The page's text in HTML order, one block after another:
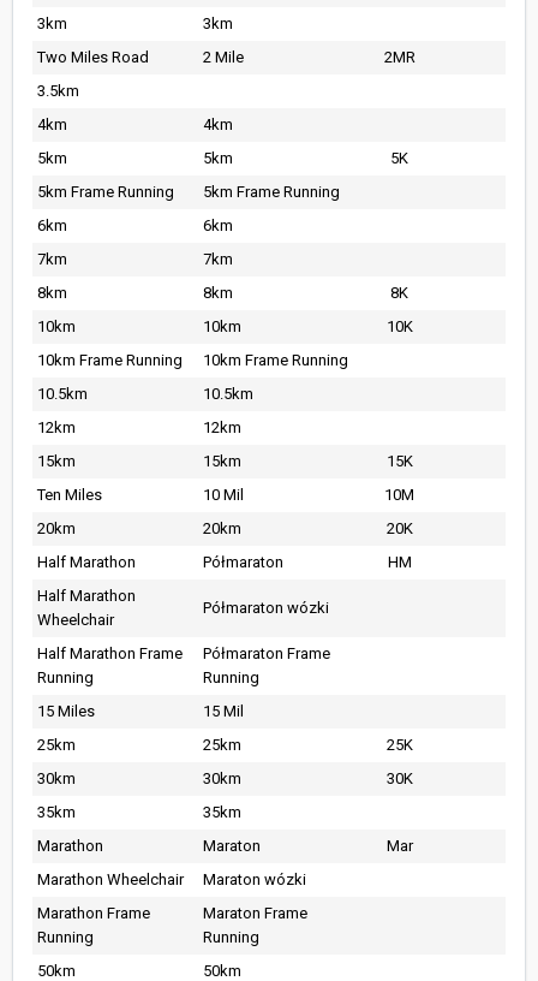
3km
3km
Two Miles Road
2 Mile
2MR
3.5km
4km
4km
5km
5km
5K
5km Frame Running
5km Frame Running
6km
6km
7km
7km
8km
8km
8K
10km
10km
10K
10km Frame Running
10km Frame Running
10.5km
10.5km
12km
12km
15km
15km
15K
Ten Miles
10 Mil
10M
20km
20km
20K
Half Marathon
Półmaraton
HM
Half Marathon
Wheelchair
Półmaraton wózki
Half Marathon Frame
Running
Półmaraton Frame
Running
15 Miles
15 Mil
25km
25km
25K
30km
30km
30K
35km
35km
Marathon
Maraton
Mar
Marathon Wheelchair
Maraton wózki
Marathon Frame
Running
Maraton Frame
Running
50km
50km